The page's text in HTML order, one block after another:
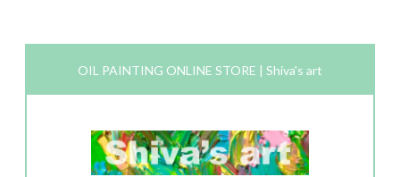
OIL PAINTING ONLINE STORE | Shiva's art